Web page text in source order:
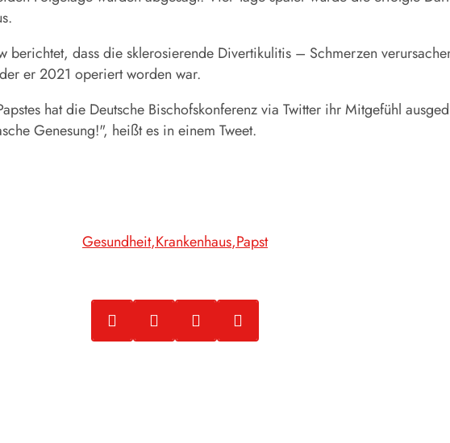
berichtet, dass die sklerosierende Divertikulitis – Schmerzen
er 2021 operiert worden war.
hat die Deutsche Bischofskonferenz via Twitter ihr Mitgefühl
Genesung!", heißt es in einem Tweet.
Gesundheit Krankenhaus Papst